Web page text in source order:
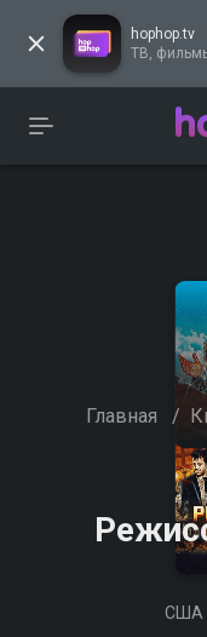
hophop.tv
ТВ,
Главная /
США